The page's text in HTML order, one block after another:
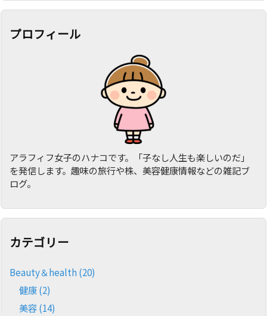
プロフィール
アラフィフ女子のハナコです。「子なし人生も楽しいのだ」
を発信します。趣味の旅行や株、美容健康情報などの雑記ブ
ログ。
カテゴリー
Beauty＆health (20)
健康(2)
美容(14)